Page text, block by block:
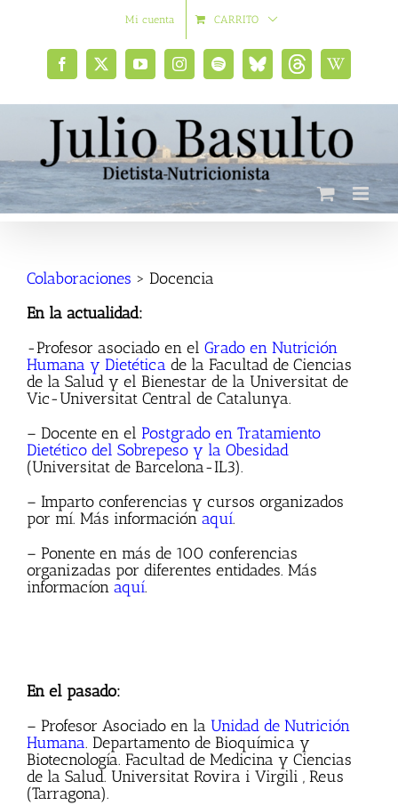
Mi cuenta CARRITO
Facebook
X YouTubeInstagramSpotifyBluesky
social
ThreadsWikipedia
Colaboraciones > Docencia
En la actualidad:
-Profesor asociado en el Grado en Nutrición
Humana y Dietética de la Facultad de Ciencias
de la Salud y el Bienestar de la Universitat de
Vic-Universitat Central de Catalunya.
– Docente en el Postgrado en Tratamiento
Dietético del Sobrepeso y la Obesidad
(Universitat de Barcelona-IL3).
– Imparto conferencias y cursos organizados
por mí. Más información aquí.
– Ponente en más de 100 conferencias
organizadas por diferentes entidades. Más
informacíon aquí.
En el pasado:
– Profesor Asociado en la Unidad de Nutrición
Humana. Departamento de Bioquímica y
Biotecnología. Facultad de Medicina y Ciencias
de la Salud. Universitat Rovira i Virgili , Reus
(Tarragona).